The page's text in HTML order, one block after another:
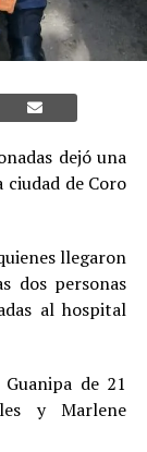
dejó una
de Coro
llegaron
dos personas
al hospital
de 21
y Marlene